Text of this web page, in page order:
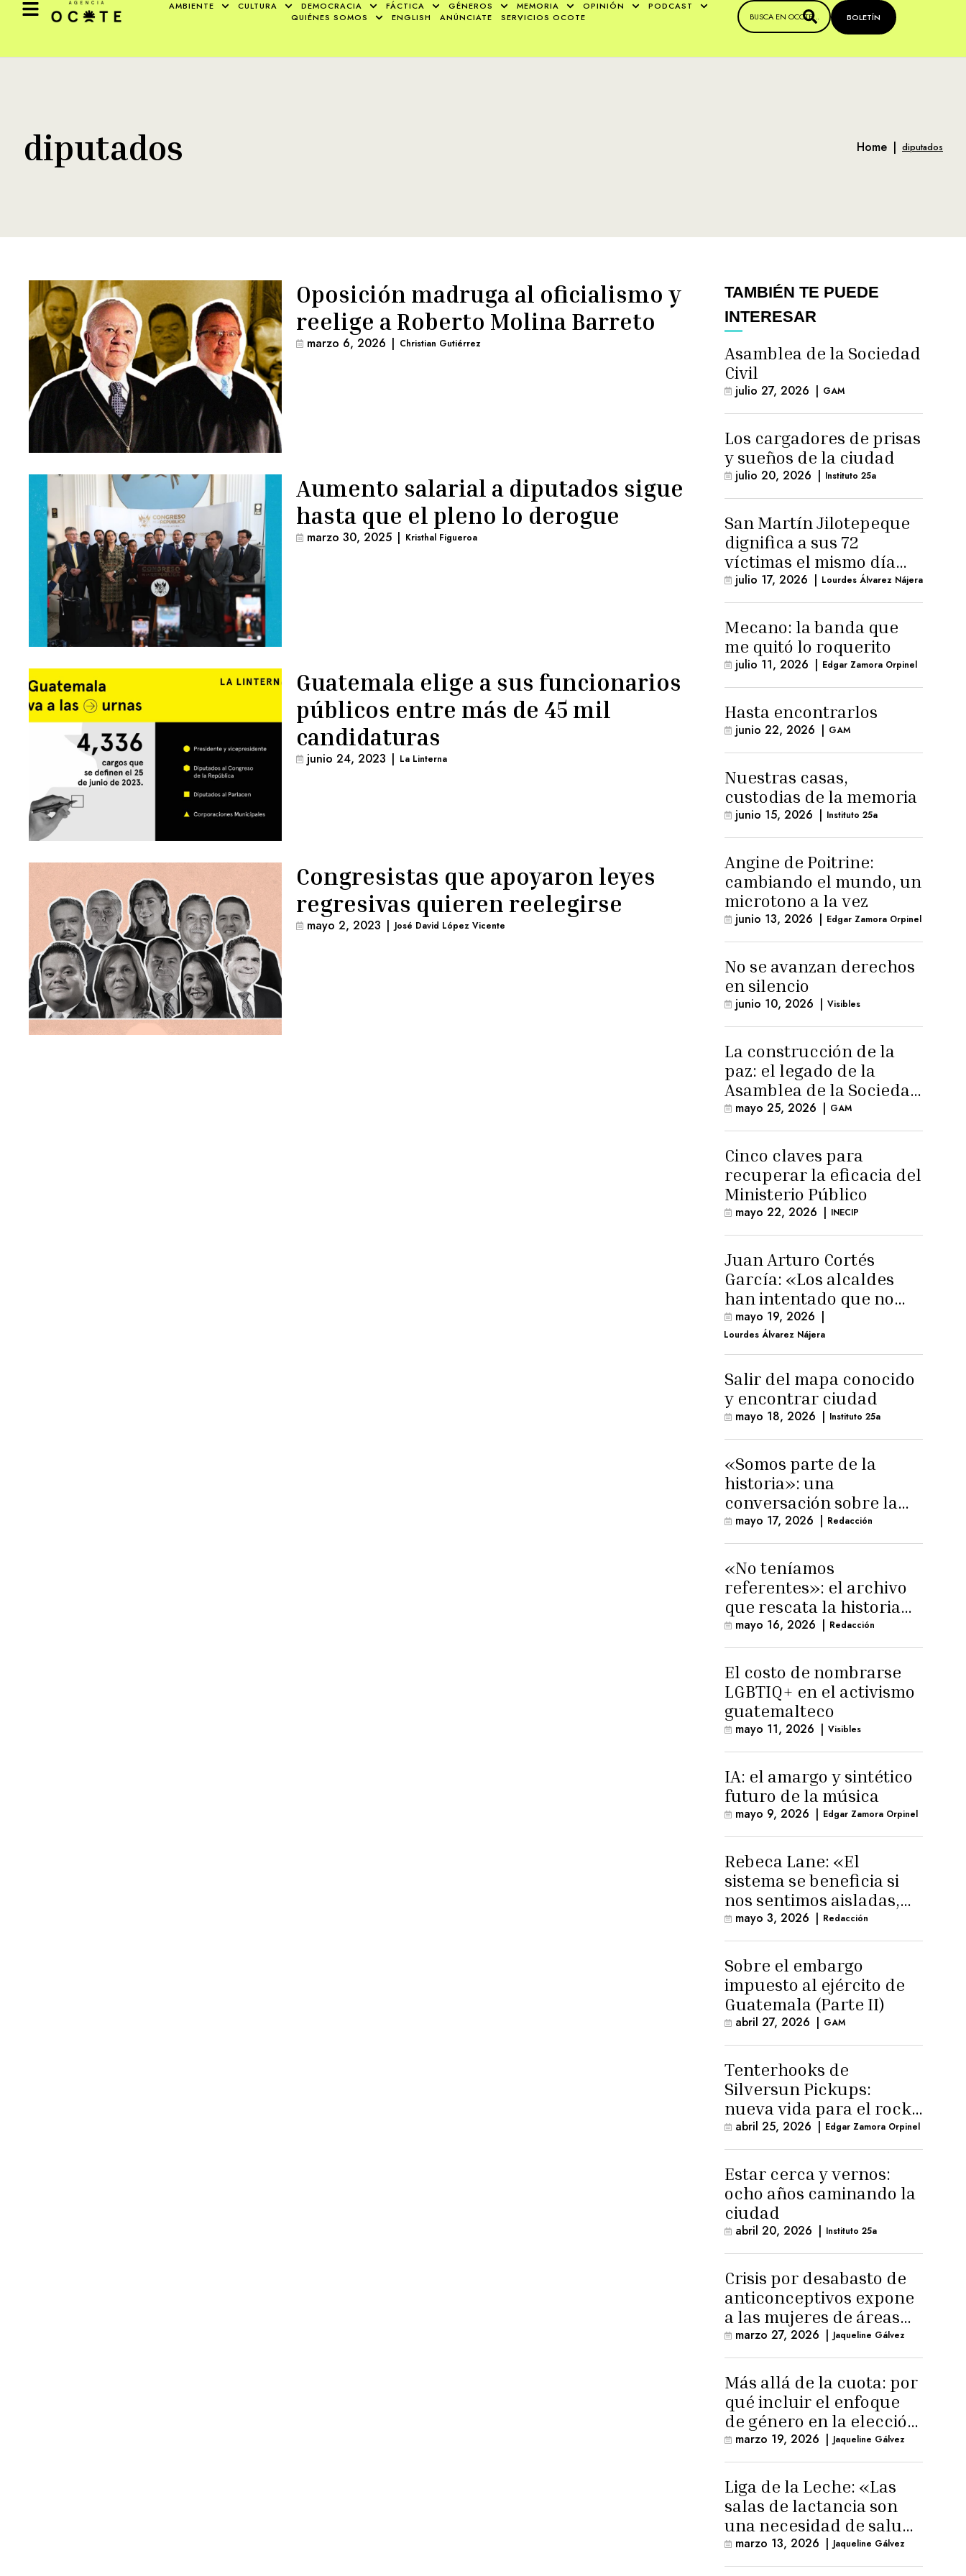
AMBIENTE CULTURA DEMOCRACIA FÁCTICA GÉNEROS MEMORIA OPINIÓN
PODCAST
QUIÉNES SOMOS
ENGLISH ANÚNCIATE SERVICIOS OCOTE BOLETÍN
diputados Home | diputados
Oposición madruga al oficialismo y
reelige a Roberto Molina Barreto
marzo 6, 2026 | Christian Gutiérrez
Aumento salarial a diputados sigue
hasta que el pleno lo derogue
marzo 30, 2025 | Kristhal Figueroa
Guatemala elige a sus funcionarios
públicos entre más de 45 mil
candidaturas
junio 24, 2023 | La Linterna
Congresistas que apoyaron leyes
regresivas quieren reelegirse
mayo 2, 2023 | José David López Vicente
TAMBIÉN TE PUEDE
INTERESAR
Asamblea de la Sociedad
Civil
julio 27, 2026 | GAM
Los cargadores de prisas
y sueños de la ciudad
julio 20, 2026 | Instituto 25a
San Martín Jilotepeque
dignifica a sus 72
víctimas el mismo día
que Benedicto Lucas
logra arresto
domiciliario
julio 17, 2026 | Lourdes Álvarez Nájera
Mecano: la banda que
me quitó lo roquerito
julio 11, 2026 | Edgar Zamora Orpinel
Hasta encontrarlos
junio 22, 2026 | GAM
Nuestras casas,
custodias de la memoria
junio 15, 2026 | Instituto 25a
Angine de Poitrine:
cambiando el mundo, un
microtono a la vez
junio 13, 2026 | Edgar Zamora Orpinel
No se avanzan derechos
en silencio
junio 10, 2026 | Visibles
La construcción de la
paz: el legado de la
Asamblea de la Sociedad
Civil
mayo 25, 2026 | GAM
Cinco claves para
recuperar la eficacia del
Ministerio Público
mayo 22, 2026 | INECIP
Juan Arturo Cortés
García: «Los alcaldes
han intentado que no
exista el terreno
comunal»
mayo 19, 2026 |
Lourdes Álvarez Nájera
Salir del mapa conocido
y encontrar ciudad
mayo 18, 2026 | Instituto 25a
«Somos parte de la
historia»: una
conversación sobre la
memoria trans
masculina
mayo 17, 2026 | Redacción
«No teníamos
referentes»: el archivo
que rescata la historia
trans masculina en
Latinoamérica
mayo 16, 2026 | Redacción
El costo de nombrarse
LGBTIQ+ en el activismo
guatemalteco
mayo 11, 2026 | Visibles
IA: el amargo y sintético
futuro de la música
mayo 9, 2026 | Edgar Zamora Orpinel
Rebeca Lane: «El
sistema se beneficia si
nos sentimos aisladas,
sin esperanza o espacio
para la ternura»
mayo 3, 2026 | Redacción
Sobre el embargo
impuesto al ejército de
Guatemala (Parte II)
abril 27, 2026 | GAM
Tenterhooks de
Silversun Pickups:
nueva vida para el rock
alternativo
abril 25, 2026 | Edgar Zamora Orpinel
Estar cerca y vernos:
ocho años caminando la
ciudad
abril 20, 2026 | Instituto 25a
Crisis por desabasto de
anticonceptivos expone
a las mujeres de áreas
rurales
marzo 27, 2026 | Jaqueline Gálvez
Más allá de la cuota: por
qué incluir el enfoque
de género en la elección
de Fiscal General
marzo 19, 2026 | Jaqueline Gálvez
Liga de la Leche: «Las
salas de lactancia son
una necesidad de salud
pública»
marzo 13, 2026 | Jaqueline Gálvez